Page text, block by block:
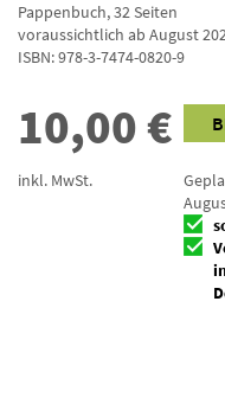
Pappenbuch,32Seiten
voraussichtlich ab August
ISBN:978-3-7474-0820-9
10,00€
inkl. MwSt.